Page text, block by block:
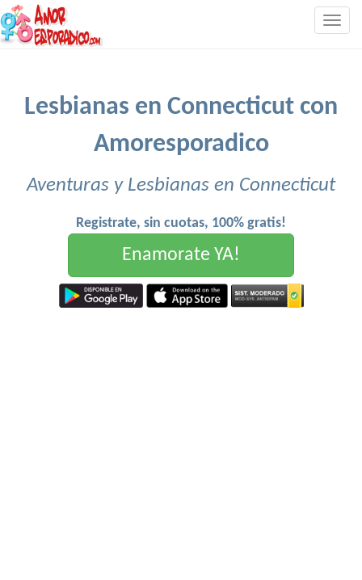
Lesbianas en Connecticut con
Amoresporadico
Aventuras y Lesbianas en Connecticut
Registrate, sin cuotas, 100% gratis!
Enamorate YA!